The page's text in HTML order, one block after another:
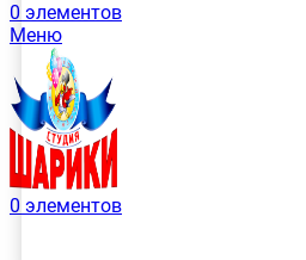
0 элементов
Меню
0 элементов